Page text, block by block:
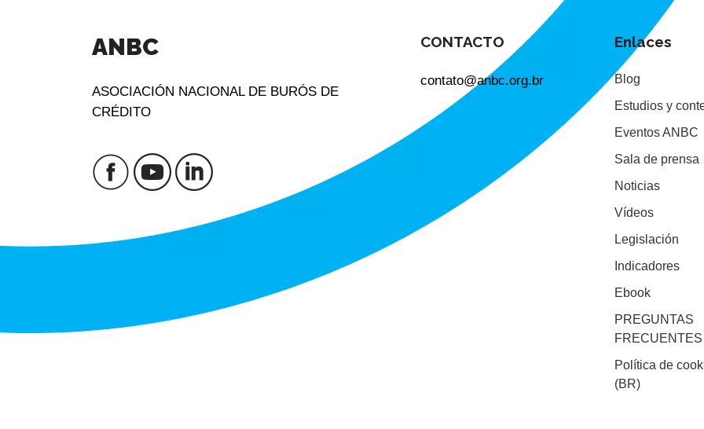
ANBC
ASOCIACIÓN NACIONAL DE BURÓS DE
CRÉDITO
CONTACTO
contato@anbc.org.br
Enlaces
Blog
Estudios y
Eventos ANBC
Sala de prensa
Noticias
Vídeos
Legislación
Indicadores
Ebook
PREGUNTAS
FRECUENTES
Política de
(BR)